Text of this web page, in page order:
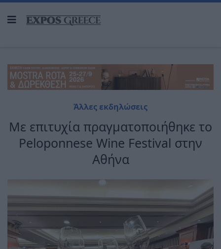
Άλλες εκδηλώσεις
Με επιτυχία πραγματοποιήθηκε το
Peloponnese Wine Festival στην
Αθήνα